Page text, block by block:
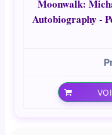
Moonwalk:
Autobiography -